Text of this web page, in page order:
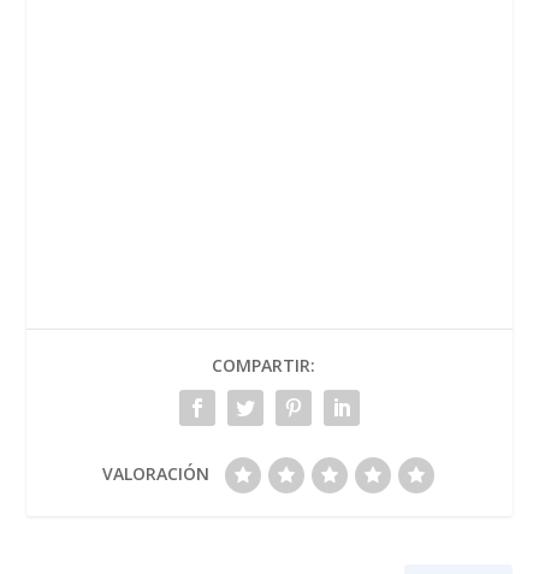
COMPARTIR:
VALORACIÓN